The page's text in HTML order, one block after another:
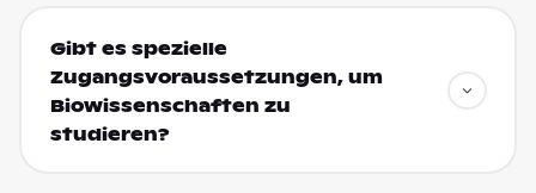
Gibt es spezielle
Zugangsvoraussetzungen, um
Biowissenschaften zu
studieren?